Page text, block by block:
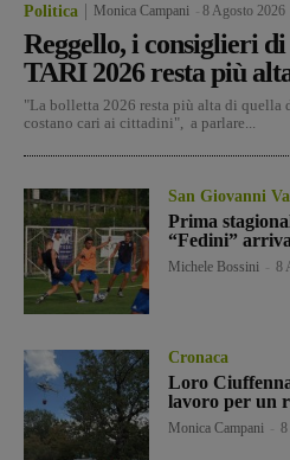
Politica Monica Campani 8 Agosto 2026
Reggello, i consiglieri
TARI 2026 resta più
"La bolletta 2026 resta più alta di quella
costano cari ai cittadini", a parlare...
San Giovanni
Prima
“Fedini”
Michele Bossini 8
Cronaca
Loro
lavoro per un
Monica Campani